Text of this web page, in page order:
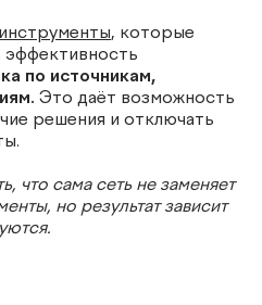
инструменты, которые
эффективность
по источникам,
Это даёт возможность
решения и отключать
что сама сеть не заменяет
но результат зависит